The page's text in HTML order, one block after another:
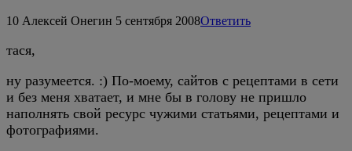
10 Алексей Онегин 5 сентября 2008Ответить
тася,
ну разумеется. :) По-моему, сайтов с рецептами в сети
и без меня хватает, и мне бы в голову не пришло
наполнять свой ресурс чужими статьями, рецептами и
фотографиями.